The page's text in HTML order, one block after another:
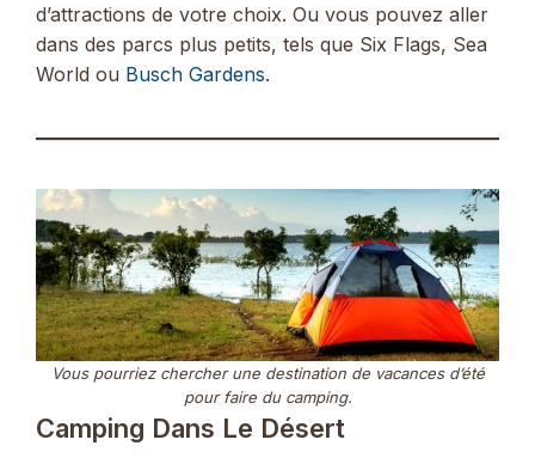
d’attractions de votre choix. Ou vous pouvez aller
dans des parcs plus petits, tels que Six Flags, Sea
World ou Busch Gardens.
Vous pourriez chercher une destination de vacances d’été
pour faire du camping.
Camping Dans Le Désert